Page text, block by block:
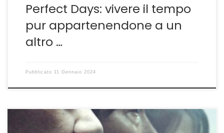
Perfect Days: vivere il tempo
pur appartenendone a un
altro …
Pubblicato 11 Gennaio 2024